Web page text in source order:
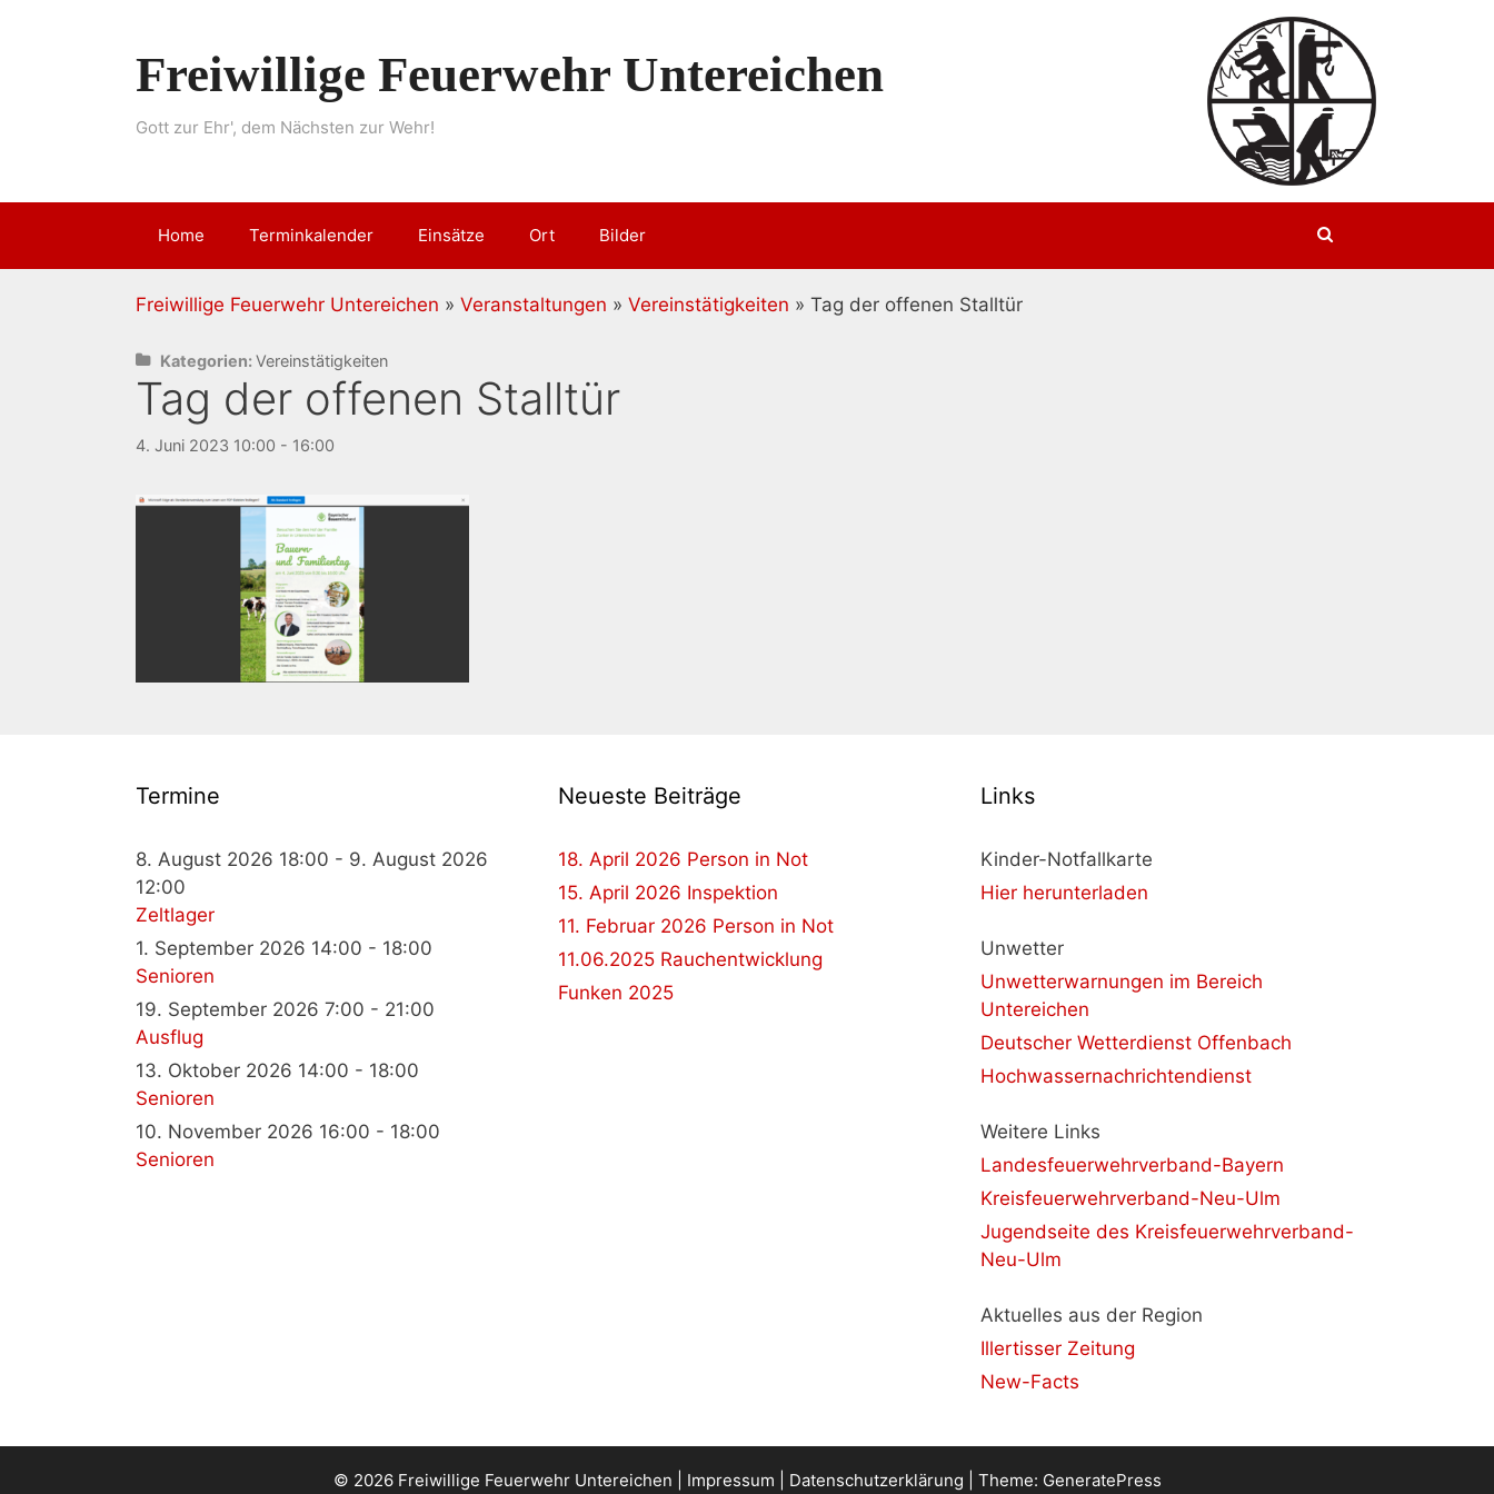
Freiwillige Feuerwehr Untereichen
Gott zur Ehr', dem Nächsten zur Wehr!
Home Terminkalender Einsätze Ort Bilder
Freiwillige Feuerwehr Untereichen » Veranstaltungen » Vereinstätigkeiten » Tag der offenen Stalltür
Kategorien:Vereinstätigkeiten
Tag der offenen Stalltür
4. Juni 2023 10:00 - 16:00
Termine
8. August 2026 18:00 - 9. August 2026
12:00
Zeltlager
1. September 2026 14:00 - 18:00
Senioren
19. September 2026 7:00 - 21:00
Ausflug
13. Oktober 2026 14:00 - 18:00
Senioren
10. November 2026 16:00 - 18:00
Senioren
Neueste Beiträge
18. April 2026 Person in Not
15. April 2026 Inspektion
11. Februar 2026 Person in Not
11.06.2025 Rauchentwicklung
Funken 2025
Links
Kinder-Notfallkarte
Hier herunterladen
Unwetter
Unwetterwarnungen im Bereich
Untereichen
Deutscher Wetterdienst Offenbach
Hochwassernachrichtendienst
Weitere Links
Landesfeuerwehrverband-Bayern
Kreisfeuerwehrverband-Neu-Ulm
Jugendseite des Kreisfeuerwehrverband-
Neu-Ulm
Aktuelles aus der Region
Illertisser Zeitung
New-Facts
© 2026 Freiwillige Feuerwehr Untereichen | Impressum Datenschutzerklärung | Theme: GeneratePress